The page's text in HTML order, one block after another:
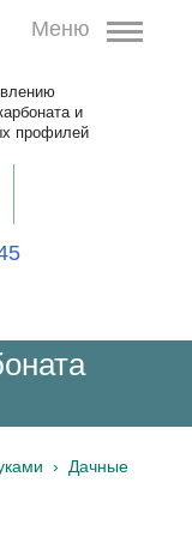
Меню
и
профилей
›
Дачные